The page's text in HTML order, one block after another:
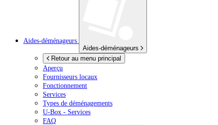
Aides-déménageurs
Aides-déménageurs
Retour au menu principal
Aperçu
Fournisseurs locaux
Fonctionnement
Services
Types de déménagements
U-Box - Services
FAQ